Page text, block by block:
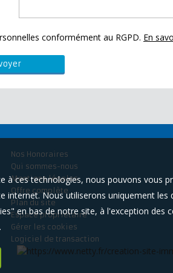
conformément au RGPD. En
Nos Honoraires
Qui sommes-nous
Mentions légales
Offre complète
Plan du site
Espace propriétaire
Gérer les cookies
Logiciel de transaction
ces technologies, nous pouvons vous
Nous utiliserons uniquement les
en bas de notre site, à l'exception des
.